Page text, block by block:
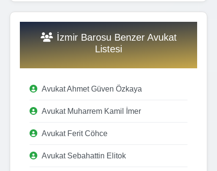
İzmir Barosu Benzer Avukat
Listesi
Avukat Ahmet Güven Özkaya
Avukat Muharrem Kamil İmer
Avukat Ferit Cöhce
Avukat Sebahattin Elitok